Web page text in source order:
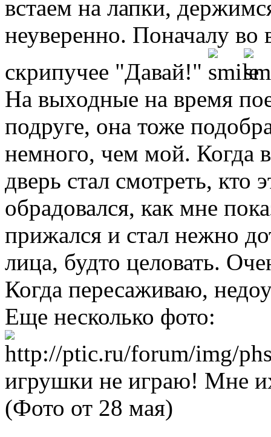
встаем на лапки,
неуверенно. Поначалу во
скрипучее "Давай!"
На выходные на время
подруге, она тоже
немного, чем мой. Когда
дверь стал смотреть, кто
обрадовался, как мне
прижался и стал нежно
лица, будто целовать.
Когда пересаживаю,
Еще несколько фото:
игрушки не играю! Мне
(Фото от 28 мая)